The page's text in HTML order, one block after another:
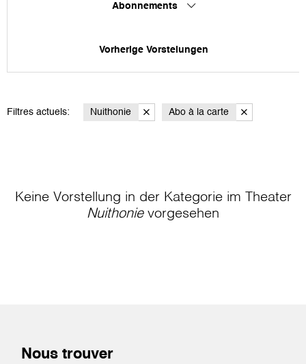
Abonnements
Vorherige Vorstelungen
Filtres actuels: Nuithonie Abo à la carte
Keine Vorstellung in der Kategorie im Theater
Nuithonievorgesehen
Nous trouver